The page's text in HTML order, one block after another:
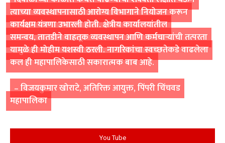
त्याच्या व्यवस्थापनासाठी आरोग्य विभागाने नियोजन करून
कार्यक्षम यंत्रणा उभारली होती. क्षेत्रीय कार्यालयांतील
समन्वय,तातडीने वाहतूक व्यवस्थापन आणि कर्मचाऱ्यांची तत्परता
यामुळे ही मोहीम यशस्वी ठरली. नागरिकांचा स्वच्छतेकडे वाढलेला
कल ही महापालिकेसाठी सकारात्मक बाब आहे.
–विजयकुमार खोराटे,अतिरिक्त आयुक्त,पिंपरी चिंचवड
महापालिका
You Tube